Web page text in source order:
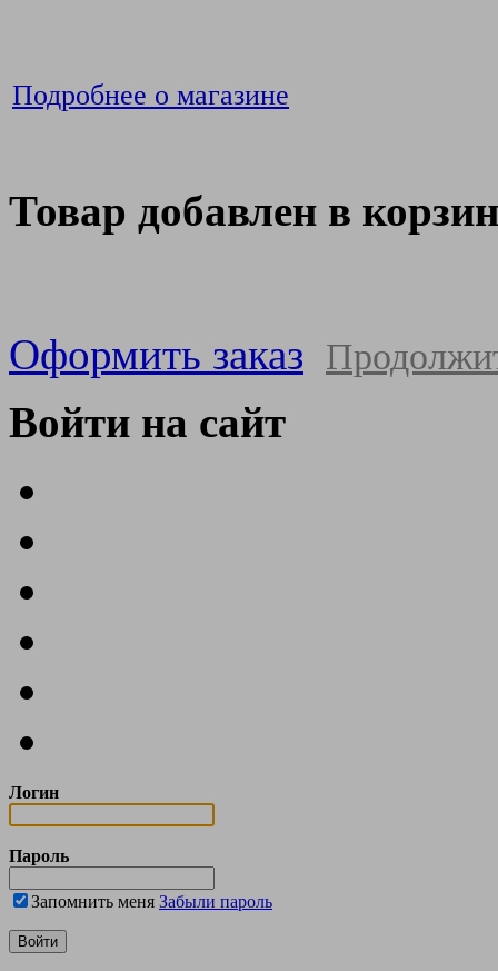
Подробнее о магазине
Товар добавлен в
Оформить заказ
Войти на сайт
Логин
Пароль
Запомнить меня Забыли пароль